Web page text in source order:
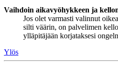
Vaihdoin aikavyöhykkeen ja
Jos olet varmasti valinnut
silti väärin, on palvelimen
ylläpitäjään korjataksesi
Ylös